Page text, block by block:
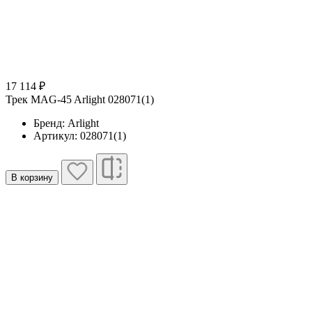
17 114 ₽
Трек MAG-45 Arlight 028071(1)
Бренд: Arlight
Артикул: 028071(1)
В корзину